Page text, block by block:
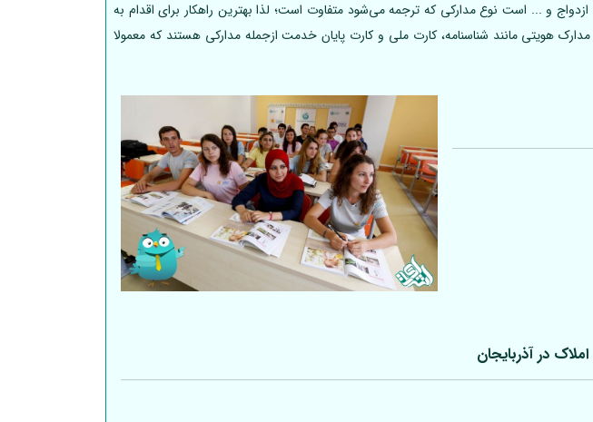
و ... است نوع مدارکی که ترجمه می‌شود متفاوت است؛ لذا بهترین راهکار برای اقدام به
هویتی مانند شناسنامه، کارت ملی و کارت پایان خدمت ازجمله مدارکی هستند که معمولا
در آذربایجان